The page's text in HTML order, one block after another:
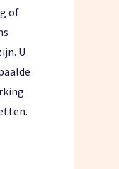
of
U